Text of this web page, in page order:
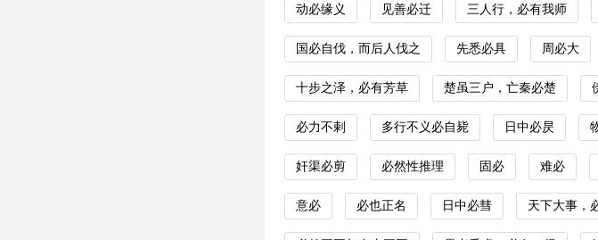
动必缘义 见善必迁 三人行，必有我师
国必自伐，而后人伐之 先悉必具 周必大
十步之泽，必有芳草 楚虽三户，亡秦必楚
必力不剌 多行不义必自毙 日中必昃
奸渠必剪 必然性推理 固必 难必
意必 必也正名 日中必彗 天下大事，